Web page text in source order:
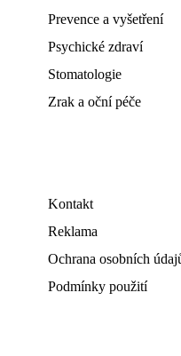
Prevence a vyšetření
Psychické zdraví
Stomatologie
Zrak a oční péče
Kontakt
Reklama
Ochrana osobních
Podmínky použití